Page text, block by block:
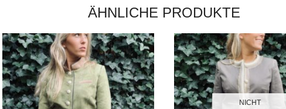
ÄHNLICHE PRODUKTE
NICHT